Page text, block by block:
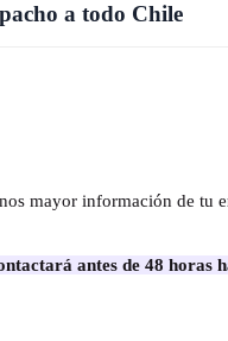
a todo Chile
mayor información de tu
antes de 48 horas